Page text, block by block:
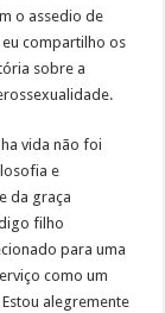
o assedio de
compartilho os
sobre a
vida não foi
e
da graça
filho
para uma
como um
alegremente